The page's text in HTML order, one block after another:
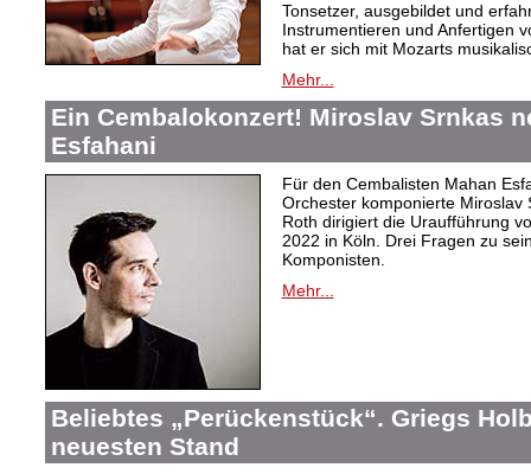
Tonsetzer, ausgebildet und
Instrumentieren und Anfertigen
hat er sich mit Mozarts
Mehr...
Ein Cembalokonzert! Miroslav Srnkas
Esfahani
Für den Cembalisten Mahan
Orchester komponierte Miroslav
Roth dirigiert die Uraufführung
2022 in Köln. Drei Fragen zu
Komponisten.
Mehr...
Beliebtes „Perückenstück“. Griegs
neuesten Stand